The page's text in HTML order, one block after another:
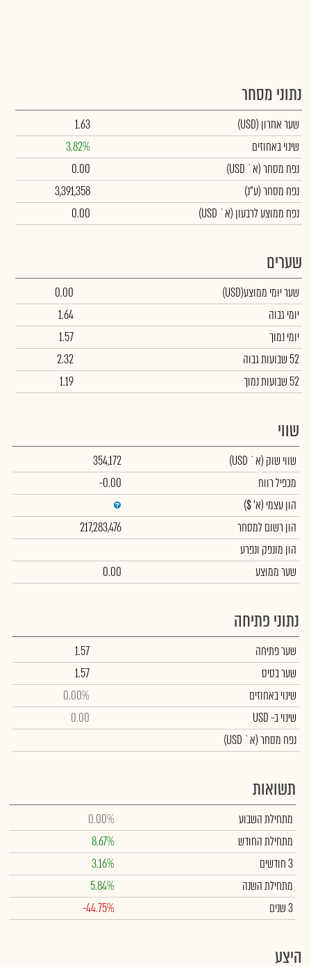
נתוני מסחר
שער אחרון (USD)
1.63
שינוי באחוזים
3.82%
נפח מסחר(א` USD)
0.00
נפח מסחר(ע"נ)
3,391,358
נפח ממוצע לרבעון (א` USD)
0.00
שערים
שער יומי ממוצע(USD)
0.00
יומי גבוה
1.64
יומי נמוך
1.57
52 שבועות גבוה
2.32
52 שבועות נמוך
1.19
שווי
שווי שוק (א` USD)
354,172
מכפיל רווח
-0.00
הון עצמי (א' $)
הון רשום למסחר
217,283,476
הון מונפק ונפרע
שער ממוצע
0.00
נתוני פתיחה
שער פתיחה
1.57
שער בסיס
1.57
שינוי באחוזים
0.00%
שינויב- USD
0.00
נפח מסחר(א` USD)
תשואות
מתחילת השבוע
0.00%
מתחילת החודש
8.67%
3 חודשים
3.16%
מתחילת השנה
5.84%
3 שנים
-44.75%
היצע